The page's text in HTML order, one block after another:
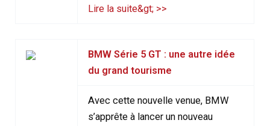
Lire la suite&gt; >>
BMW Série 5 GT : une autre idée
du grand tourisme
Avec cette nouvelle venue, BMW
s’apprête à lancer un nouveau